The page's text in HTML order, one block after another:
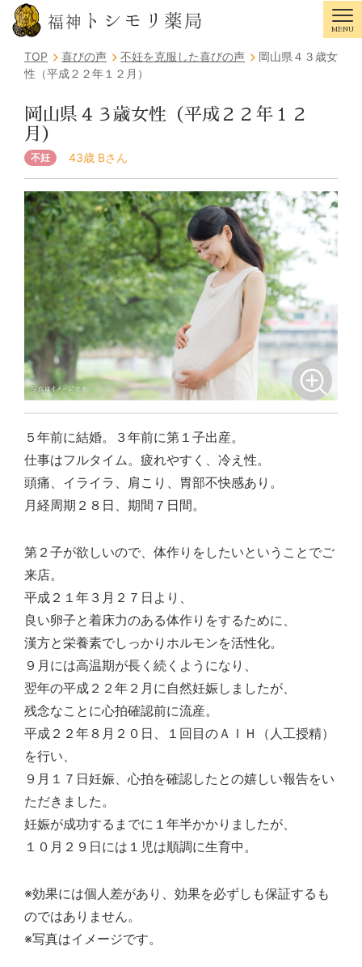
福神 トシモリ薬局 MENU
TOP
喜びの声 不妊を克服した喜びの声
岡山県４３歳女
性（平成２２年１２月）
岡山県４３歳女性（平成２２年１２
月）
不妊 43歳 Bさん
５年前に結婚。３年前に第１子出産。
仕事はフルタイム。疲れやすく、冷え性。
頭痛、イライラ、肩こり、胃部不快感あり。
月経周期２８日、期間７日間。
第２子が欲しいので、体作りをしたいということでご
来店。
平成２１年３月２７日より、
良い卵子と着床力のある体作りをするために、
漢方と栄養素でしっかりホルモンを活性化。
９月には高温期が長く続くようになり、
翌年の平成２２年２月に自然妊娠しましたが、
残念なことに心拍確認前に流産。
平成２２年８月２０日、１回目のＡＩＨ（人工授精）
を行い、
９月１７日妊娠、心拍を確認したとの嬉しい報告をい
ただきました。
妊娠が成功するまでに１年半かかりましたが、
１０月２９日には１児は順調に生育中。
※効果には個人差があり、効果を必ずしも保証するも
のではありません。
※写真はイメージです。